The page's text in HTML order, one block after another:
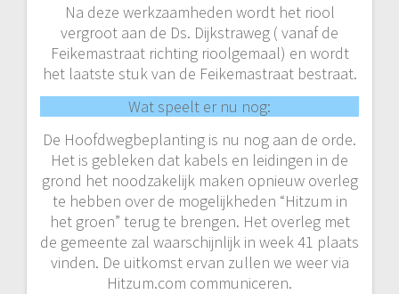
Na deze werkzaamheden wordt het riool
vergroot aan de Ds. Dijkstraweg ( vanaf de
Feikemastraat richting rioolgemaal) en wordt
het laatste stuk van de Feikemastraat bestraat.
Wat speelt er nu nog:
De Hoofdwegbeplanting is nu nog aan de orde.
Het is gebleken dat kabels en leidingen in de
grond het noodzakelijk maken opnieuw overleg
te hebben over de mogelijkheden “Hitzum in
het groen” terug te brengen. Het overleg met
de gemeente zal waarschijnlijk in week 41 plaats
vinden. De uitkomst ervan zullen we weer via
Hitzum.com communiceren.